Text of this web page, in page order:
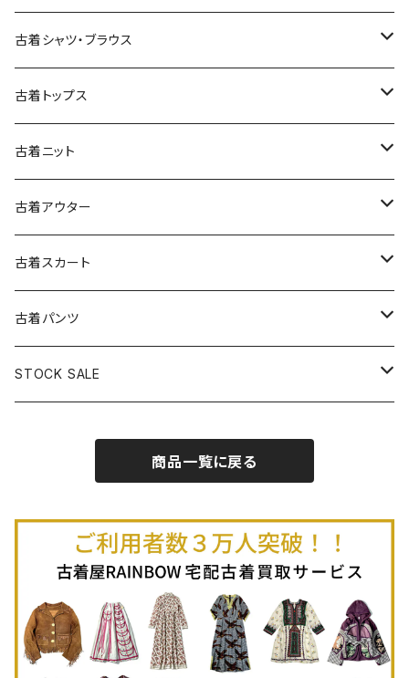
古着長袖ワンピース
古着半袖ワンピース
古着ノースリーブワンピース
古着キャミソールワンピース
古着ベアトップワンピース
古着オールインワン
古着オーバーオール
古着シャツ・ブラウス
古着長袖シャツ・ブラウス
古着半袖シャツ・ブラウス
古着ノースリーブシャツ・ブラウス
古着トップス
古着スウェット&パーカー
古着スウェット
古着パーカー
古着プルオーバー
古着長袖プルオーバー
古着半袖プルオーバー
古着Ｔシャツ
古着長袖Ｔシャツ
古着半袖Ｔシャツ
古着ベスト
古着キャミソール
古着ポロシャツ
古着長袖ポロシャツ
古着スウェット
古着パーカー
古着タンクトップ
古着ニット
古着セーター
古着カーディガン
古着半袖ニット
古着ニットアウター
古着アウター
古着ライトジャケット
古着ライトコート
古着ヘビージャケット
古着羽織り
古着スカート
古着ロング丈スカート (丈76cm-)
古着膝丈スカート (丈56-75cm)
古着ミニ丈スカート (丈56-75cm)
古着パンツ
古着ロング丈パンツ
STOCK SALE
Autumn / Winter
商品一覧に戻る